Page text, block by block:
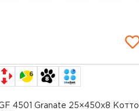
6
4501 Granate 25×450x8 Котто